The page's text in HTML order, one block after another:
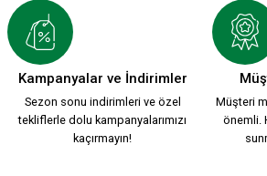
449,90 TL
ARMA EFSANE PORSELEN MUG
449,90 TL
Kampanyalar ve İndirimler
Sezon sonu indirimleri ve özel
tekliflerle dolu kampanyalarımızı
kaçırmayın!
Müşteri
önemli.